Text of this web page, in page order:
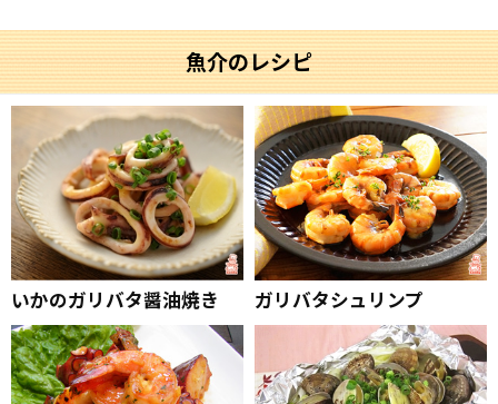
魚介のレシピ
いかのガリバタ醤油焼き ガリバタシュリンプ